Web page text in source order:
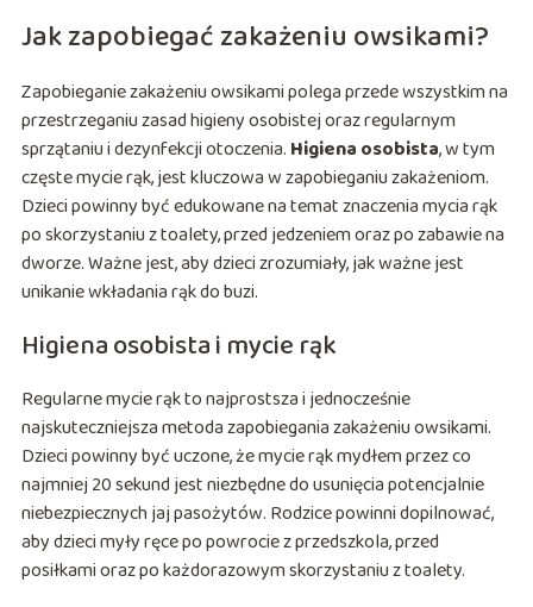
Jak zapobiegać zakażeniu owsikami?
Zapobieganie zakażeniu owsikami polega przede wszystkim na
przestrzeganiu zasad higieny osobistej oraz regularnym
sprzątaniu i dezynfekcji otoczenia. Higiena osobista, w tym
częste mycie rąk, jest kluczowa w zapobieganiu zakażeniom.
Dzieci powinny być edukowane na temat znaczenia mycia rąk
po skorzystaniu z toalety, przed jedzeniem oraz po zabawie na
dworze. Ważne jest, aby dzieci zrozumiały, jak ważne jest
unikanie wkładania rąk do buzi.
Higiena osobista i mycie rąk
Regularne mycie rąk to najprostsza i jednocześnie
najskuteczniejsza metoda zapobiegania zakażeniu owsikami.
Dzieci powinny być uczone, że mycie rąk mydłem przez co
najmniej 20 sekund jest niezbędne do usunięcia potencjalnie
niebezpiecznych jaj pasożytów. Rodzice powinni dopilnować,
aby dzieci myły ręce po powrocie z przedszkola, przed
posiłkami oraz po każdorazowym skorzystaniu z toalety.